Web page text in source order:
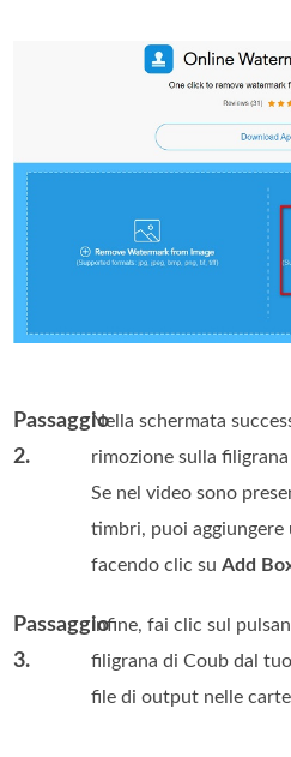
Passaggio
2.
Nella schermata
rimozione sulla
Se nel video sono
timbri, puoi aggiungere
facendo clic suAdd
Passaggio
3.
Infine, fai clic sul
filigrana di Coub dal
file di output nelle